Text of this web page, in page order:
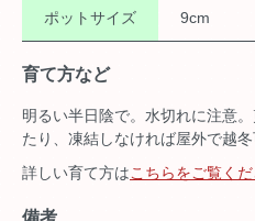
ポットサイズ 9cm
育て方など
明るい半日陰で。水切れに注意
たり、凍結しなければ屋外で越冬
詳しい育て方はこちらをご覧くだ
備考